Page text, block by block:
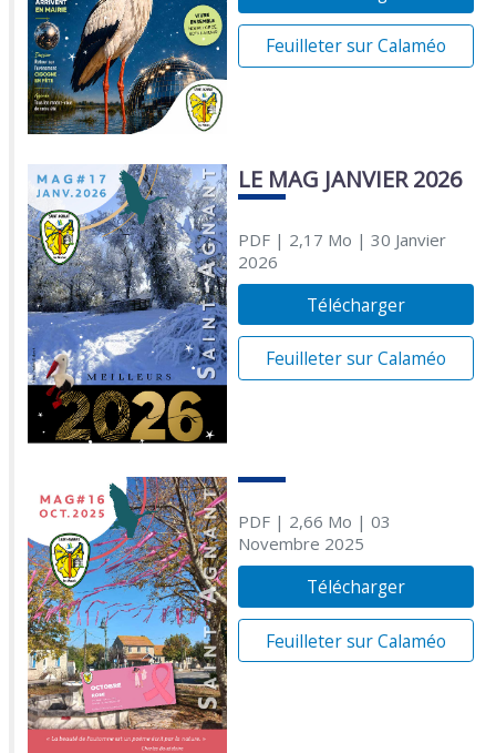
Feuilleter sur Calaméo
LE MAG JANVIER 2026
PDF| 2,17 Mo | 30 Janvier
2026
Télécharger
Feuilleter sur Calaméo
PDF| 2,66 Mo | 03
Novembre 2025
Télécharger
Feuilleter sur Calaméo